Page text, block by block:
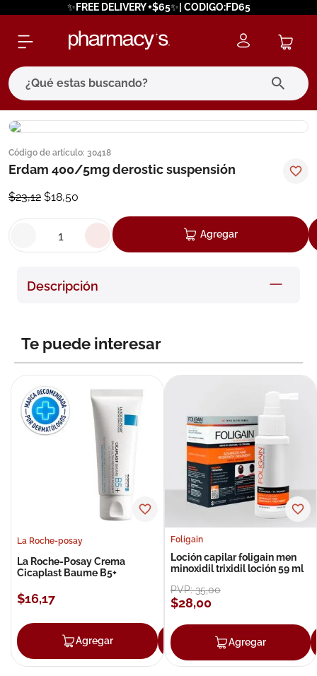
✨FREE DELIVERY +$65✨| CODIGO:FD65
¿Qué estas buscando?
Código de artículo: 30418
Erdam 400/5mg derostic suspensión
$23,12 $18,50
Agregar
Descripción
Te puede interesar
La Roche-posay
La Roche-Posay Crema
Cicaplast Baume B5+
$16,17
Agregar Agregar
Foligain
Loción capilar foligain men
minoxidil trixidil loción 59 ml
PVP:35,00
$28,00
Agregar
términos más buscados
1. eucerin
bioderma
pilexil
5. cerave
6 degraler
10.pañales